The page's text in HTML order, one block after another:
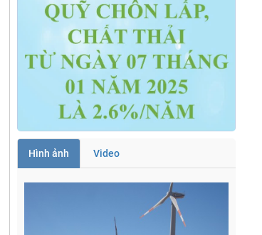
Hình ảnh Video